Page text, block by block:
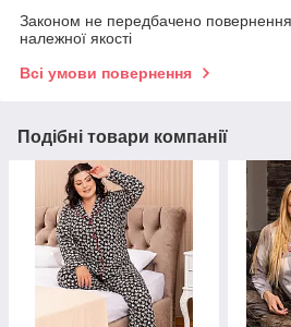
Законом не передбачено
належної якості
Всі умови повернення
Подібні товари компанії